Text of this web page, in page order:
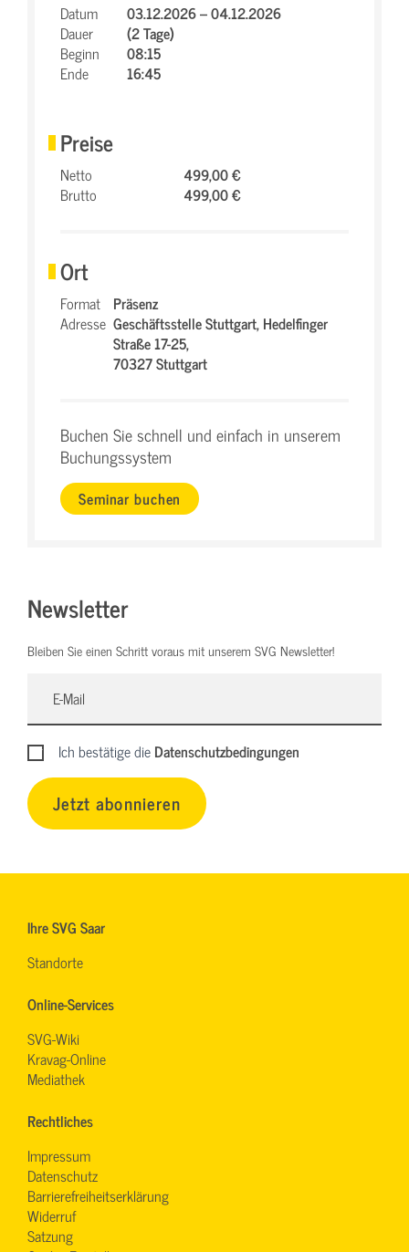
Datum
03.12.2026 – 04.12.2026
Dauer
(2 Tage)
Beginn
08:15
Ende
16:45
Preise
Netto
499,00 €
Brutto
499,00 €
Ort
Format Präsenz
Adresse Geschäftsstelle Stuttgart,Hedelfinger
Straße 17-25,
70327 Stuttgart
Buchen Sie schnell und einfach in unserem
Buchungssystem
Seminar buchen
Newsletter
Bleiben Sie einen Schritt voraus mit unserem SVG Newsletter!
Ich bestätige dieDatenschutzbedingungen
Jetzt abonnieren
Ihre SVG Saar
Standorte
Online-Services
SVG-Wiki
Kravag-Online
Mediathek
Rechtliches
Impressum
Datenschutz
Barrierefreiheitserklärung
Widerruf
Satzung